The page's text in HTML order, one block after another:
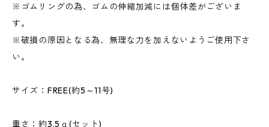
※ゴムリングの為、ゴムの伸縮加減には個体差がございま
す。
※破損の原因となる為、無理な力を加えないようご使用下さ
い。
サイズ：FREE(約5～11号)
重さ：約3.5ｇ(セット)